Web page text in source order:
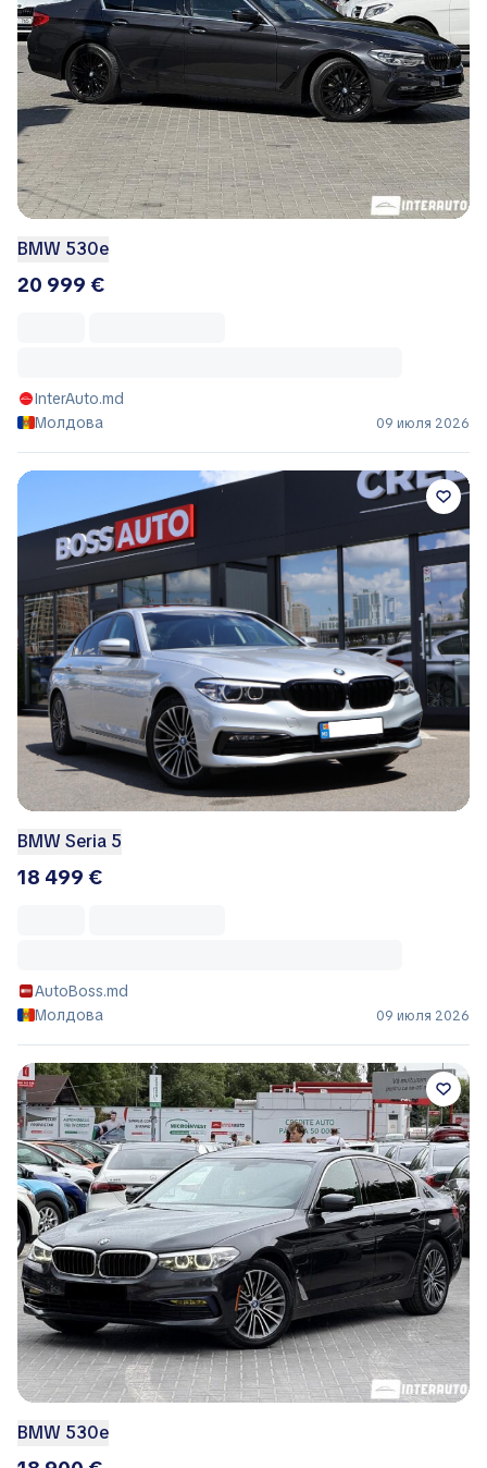
BMW 530e
20 999 €
InterAuto.md
Молдова
09 июля 2026
BMW Seria 5
18 499 €
AutoBoss.md
Молдова
09 июля 2026
BMW 530e